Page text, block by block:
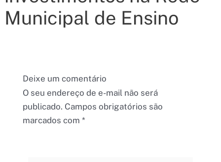
Municipal de Ensino
Deixe um comentário
O seu endereço de e-mail não será
publicado. Campos obrigatórios são
marcados com *